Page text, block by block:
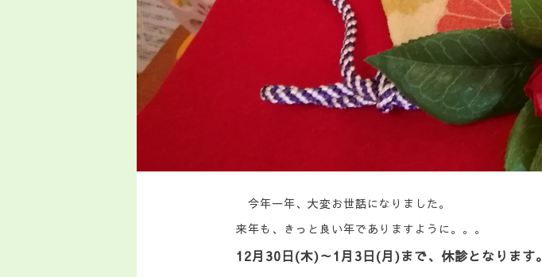
今年一年、大変お世話になりました。
来年も、きっと良い年でありますように。。。
12月30日(木)～1月3日(月)まで、休診となります。